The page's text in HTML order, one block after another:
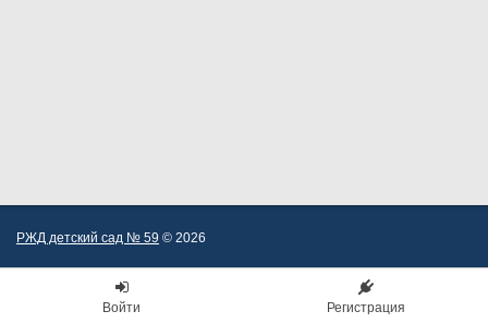
РЖД детский сад № 59 © 2026
Войти Регистрация